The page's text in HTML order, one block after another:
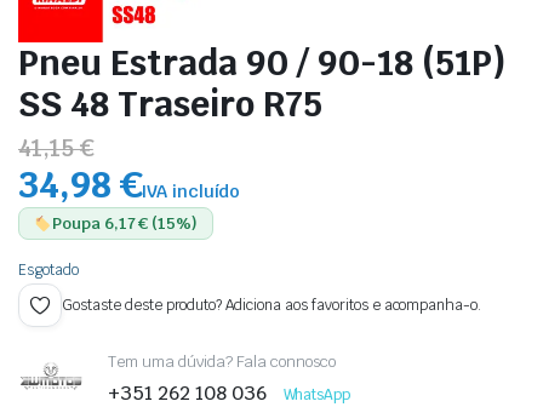
Pneu Estrada 90 / 90-18 (51P)
SS 48 Traseiro R75
41,15 €
34,98 €IVA incluído
Poupa 6,17 € (15%)
Esgotado
Gostaste deste produto? Adiciona aos favoritos e acompanha-o.
Tem uma dúvida? Fala connosco
+351 262 108 036 WhatsApp